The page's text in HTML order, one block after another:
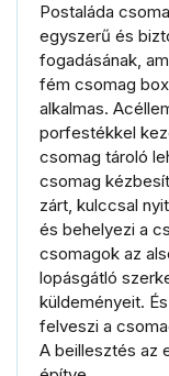
Postaláda
egyszerű és
fogadásának,
fém csomag
alkalmas.
porfestékkel
csomag tároló l
csomag
zárt, kulccsal
és behelyezi a
csomagok az
lopásgátló
küldeményeit.
felveszi a
A beillesztés az